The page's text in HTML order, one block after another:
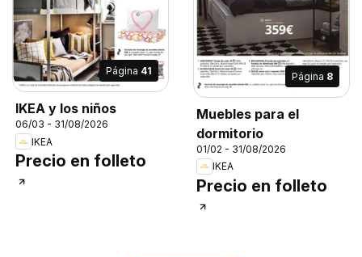
Página 41
IKEA y los niños
06/03 - 31/08/2026
IKEA
Precio en folleto
Página 8
Muebles para el
dormitorio
01/02 - 31/08/2026
IKEA
Precio en folleto